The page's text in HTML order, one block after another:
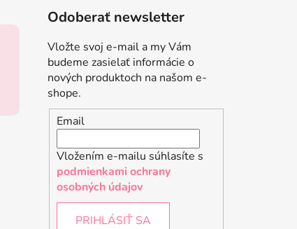
Odoberať newsletter
Vložte svoj e-mail a my Vám
budeme zasielať informácie o
nových produktoch na našom e-
shope.
Email
Vložením e-mailu súhlasíte s
podmienkami ochrany
osobných údajov
PRIHLÁSIŤ SA